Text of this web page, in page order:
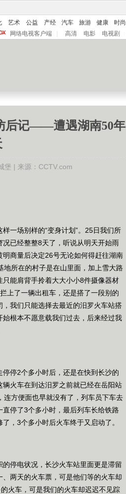
艺术 公益 产经 汽车 旅游 健康 时尚
网络电视客户端 高清 电影 电视剧
后记——遭遇湖南50年
堡 | 来源：CCTV.com
一场别样的“变身计划”。25日我们所
已经整整8天了，听说从明天开始雨
商量后决定26号无论如何得赶往湖南
所在的村子是在山里面，加上雪大路
能肩背手拎着大大小小8件摄像器材
上了一辆出租车，还是搭了一段别的
我们只能选择去最近的汨罗火车站搭
根本不愿意载我们过去，后来经过我
停2个多小时后，还是在快到长沙的
火车在到达汨罗之前就已经在岳阳站
方便面也早就没有了，列车员下车去
停了3个多小时，最后列车长给铁路
，3个多小时后火车终于又启动了。
停电状况，长沙火车站里面更是滞留
两天的火车票，可是他们等的火车却
火车，可是我们的火车却迟迟不见踪